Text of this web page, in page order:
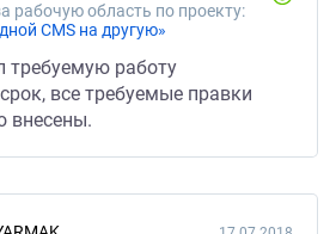
рабочую область по проекту:
CMS на другую»
требуемую работу
все требуемые правки
внесены.